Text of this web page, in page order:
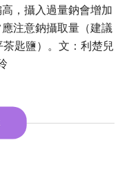
，攝入過量鈉會增加
注意鈉攝取量（建議
匙鹽）。文：利楚兒